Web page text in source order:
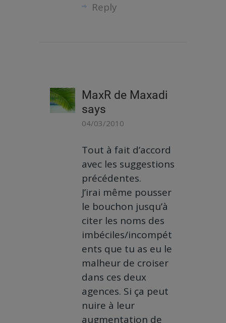
Reply
MaxR de Maxadi
says
04/03/2010
Tout à fait d’accord
avec les suggestions
précédentes.
J’irai même pousser
le bouchon jusqu’à
citer les noms des
imbéciles/incompét
ents que tu as eu le
malheur de croiser
dans ces deux
agences. Si ça peut
nuire à leur
augmentation de